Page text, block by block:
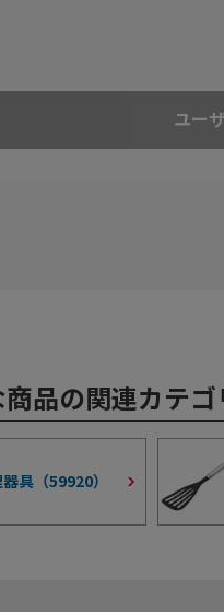
ユー
品の関連カテゴ
具（59920）